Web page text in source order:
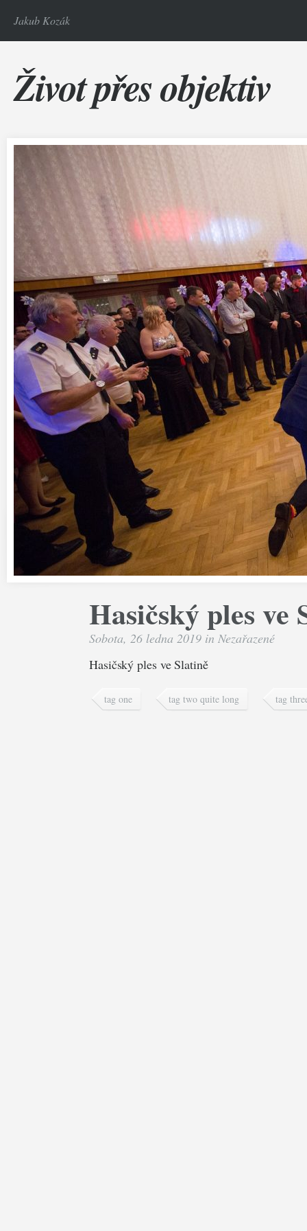
Jakub Kozák
Život přes objektiv
Hasičský ples ve
Sobota, 26 ledna 2019 in Nezařazené
Hasičský ples ve Slatině
tag one tag two quite long tag